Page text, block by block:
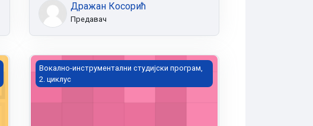
Дражан Косорић
Предавач
Виолина, мастер, Марковић
Вокално-инструментални студијски програм,
2. циклус